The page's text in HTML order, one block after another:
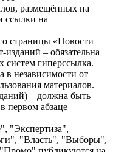
размещённых на
ссылки на
страницы «Новости
– обязательна
систем гиперссылка.
в независимости от
материалов.
– должна быть
первом абзаце
"Экспертиза",
"Власть", "Выборы",